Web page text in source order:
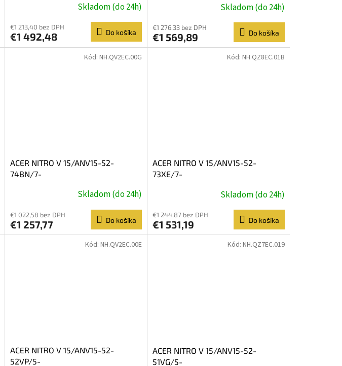
5050/Linux/Black/2RSkladom (do 24h)
€1 213,40 bez DPH
€1 492,48 Do košíka
5050/W11H/Black/2RSkladom (do 24h)
€1 276,33 bez DPH
€1 569,89 Do košíka
ACER NITRO V 15/ANV15-52-
74BN/7-
4050/Linux/Black/2RSkladom (do 24h)
€1 022,58 bez DPH
€1 257,77 Do košíka
Kód: NH.QV2EC.00G
ACER NITRO V 15/ANV15-52-
73XE/7-
5060/Linux/Black/2RSkladom (do 24h)
€1 244,87 bez DPH
€1 531,19 Do košíka
Kód: NH.QZ8EC.01B
ACER NITRO V 15/ANV15-52-
52VP/5-
Kód: NH.QV2EC.00E
ACER NITRO V 15/ANV15-52-
51VG/5-
Kód: NH.QZ7EC.019